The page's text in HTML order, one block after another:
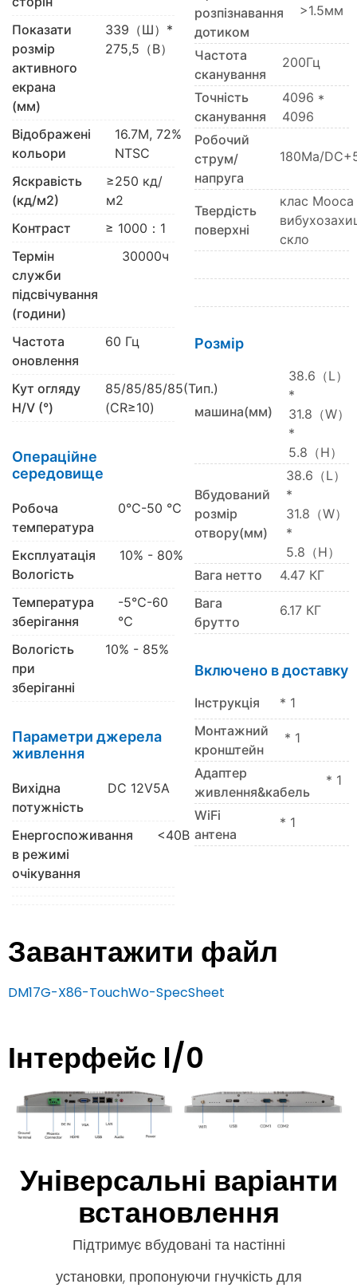
Показати
розмір
активного
екрана
(мм)
339（Ш）*
275,5（В）
Відображені
кольори
16.7М, 72%
NTSC
Яскравість
(кд/м2)
≥250 кд/
м2
Контраст
≥ 1000：1
Термін
служби
підсвічування
(години)
30000ч
Частота
оновлення
60 Гц
Кут огляду
H/V (°)
85/85/85/85(Тип.)
(CR≥10)
Операційне
середовище
Робоча
температура
0℃-50 ℃
Експлуатація
Вологість
10% - 80%
Температура
зберігання
-5℃-60
℃
Вологість
при
зберіганні
10% - 85%
Параметри джерела
живлення
Вихідна
потужність
DC 12V5A
Енергоспоживання
в режимі
очікування
<40В
розпізнавання
дотиком
>1.5мм
Частота
сканування
200Гц
Точність
сканування
4096 *
4096
Робочий
струм/
напруга
180Ma/
Твердість
поверхні
клас Мооса
скло
Розмір
машина(мм)
38.6（L）
*
31.8（W）
*
5.8（H）
Вбудований
розмір
отвору(мм)
38.6（L）
*
31.8（W）
*
5.8（H）
Вага нетто
4.47 КГ
Вага
брутто
6.17 КГ
Включено в доставку
Інструкція
* 1
Монтажний
кронштейн
* 1
Адаптер
живлення&кабель
* 1
WiFi
антена
* 1
Завантажити файл
DM17G-X86-TouchWo-SpecSheet
Інтерфейс l/0
Універсальні варіанти
встановлення
Підтримує вбудовані та настінні
установки, пропонуючи гнучкість для